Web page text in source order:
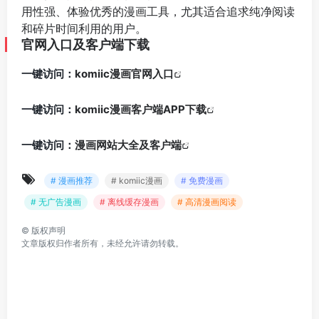
用性强、体验优秀的漫画工具，尤其适合追求纯净阅读
和碎片时间利用的用户。
官网入口及客户端下载
一键访问： komiic漫画官网入口
一键访问： komiic漫画客户端APP下载
一键访问： 漫画网站大全及客户端
# 漫画推荐 # komiic漫画
# 免费漫画
# 无广告漫画
# 离线缓存漫画 # 高清漫画阅读
© 版权声明
文章版权归作者所有，未经允许请勿转载。